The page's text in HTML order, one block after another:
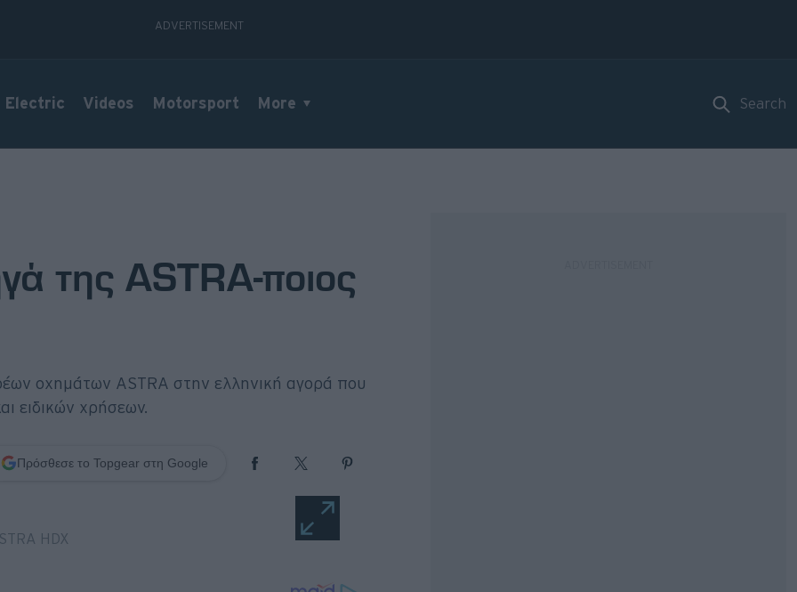
Electric Videos Motorsport More Search
της ASTRA-ποιος
οχημάτων ASTRA στην ελληνική αγορά που
ειδικών χρήσεων.
Πρόσθεσε το Topgear στη Google